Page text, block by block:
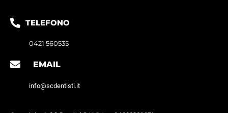
TELEFONO
0421 560535
EMAIL
info@scdentisti.it